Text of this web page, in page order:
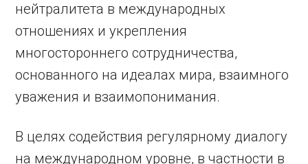
нейтралитета в международных
отношениях и укрепления
многостороннего сотрудничества,
основанного на идеалах мира, взаимного
уважения и взаимопонимания.
В целях содействия регулярному диалогу
на международном уровне, в частности в